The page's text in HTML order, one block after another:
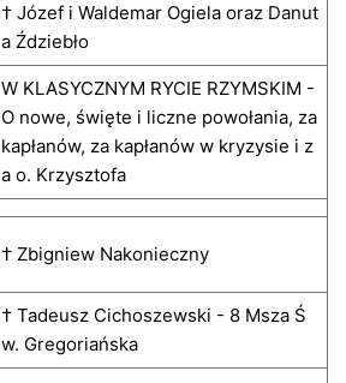
† Józef i Waldemar Ogiela oraz Danut
a Ździebło
W KLASYCZNYM RYCIE RZYMSKIM -
O nowe, święte i liczne powołania, za
kapłanów, za kapłanów w kryzysie i z
a o. Krzysztofa
† Zbigniew Nakonieczny
† Tadeusz Cichoszewski - 8 Msza Ś
w. Gregoriańska